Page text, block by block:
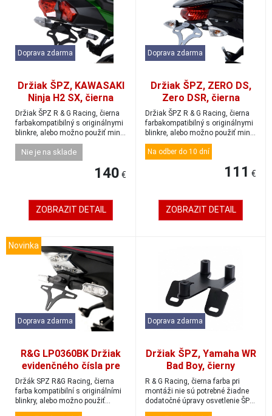
Doprava zdarma
Držiak ŠPZ, KAWASAKI
Ninja H2 SX, čierna
Držiak ŠPZ R & G Racing, čierna
farbakompatibilný s originálnymi
blinkre, alebo možno použiť min...
Nie je na sklade
140 €
ZOBRAZIT DETAIL
Doprava zdarma
Držiak ŠPZ, ZERO DS,
Zero DSR, čierna
Držiak ŠPZ R & G Racing, čierna
farbakompatibilný s originálnymi
blinkre, alebo možno použiť min...
Na odber do 10 dní
111 €
ZOBRAZIT DETAIL
Novinka
Doprava zdarma
R&G LP0360BK Držiak
evidenčného čísla pre
Kawasaki ZX-4R
Držák SPZ R&G Racing, čierna
farba kompatibilní s originálními
blinkry, alebo možno použiť
mini/...
Doprava zdarma
Držiak ŠPZ, Yamaha WR
Bad Boy, čierny
R & G Racing, čierna farba pri
montáži nie sú potrebné žiadne
dodatočné úpravy osvetlenie ŠPZ
ni...